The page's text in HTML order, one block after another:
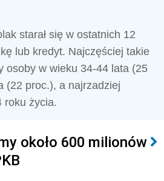
starał się w ostatnich 12
lub kredyt. Najczęściej takie
osoby w wieku 34-44 lata (25
(22 proc.), a najrzadziej
roku życia.
około 600 milionów